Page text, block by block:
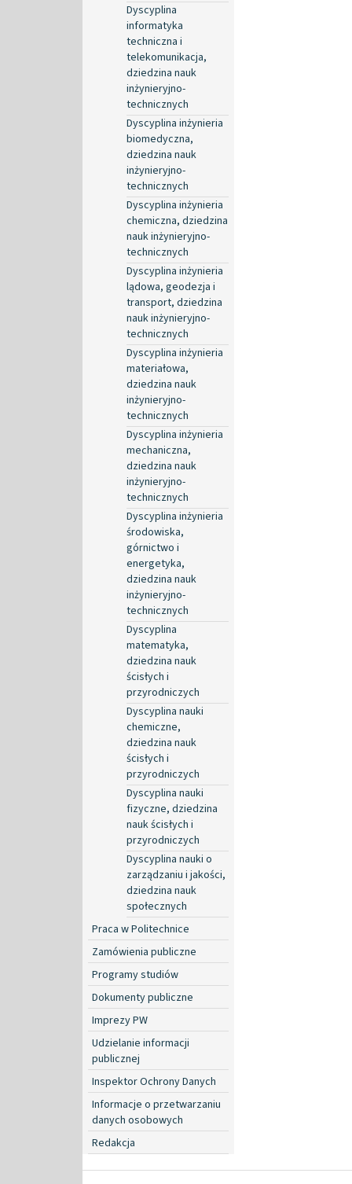
Dyscyplina
informatyka
techniczna i
telekomunikacja,
dziedzina nauk
inżynieryjno-
technicznych
Dyscyplina inżynieria
biomedyczna,
dziedzina nauk
inżynieryjno-
technicznych
Dyscyplina inżynieria
chemiczna, dziedzina
nauk inżynieryjno-
technicznych
Dyscyplina inżynieria
lądowa, geodezja i
transport, dziedzina
nauk inżynieryjno-
technicznych
Dyscyplina inżynieria
materiałowa,
dziedzina nauk
inżynieryjno-
technicznych
Dyscyplina inżynieria
mechaniczna,
dziedzina nauk
inżynieryjno-
technicznych
Dyscyplina inżynieria
środowiska,
górnictwo i
energetyka,
dziedzina nauk
inżynieryjno-
technicznych
Dyscyplina
matematyka,
dziedzina nauk
ścisłych i
przyrodniczych
Dyscyplina nauki
chemiczne,
dziedzina nauk
ścisłych i
przyrodniczych
Dyscyplina nauki
fizyczne, dziedzina
nauk ścisłych i
przyrodniczych
Dyscyplina nauki o
zarządzaniu i jakości,
dziedzina nauk
społecznych
Praca w Politechnice
Zamówienia publiczne
Programy studiów
Dokumenty publiczne
Imprezy PW
Udzielanie informacji
publicznej
Inspektor Ochrony Danych
Informacje o przetwarzaniu
danych osobowych
Redakcja